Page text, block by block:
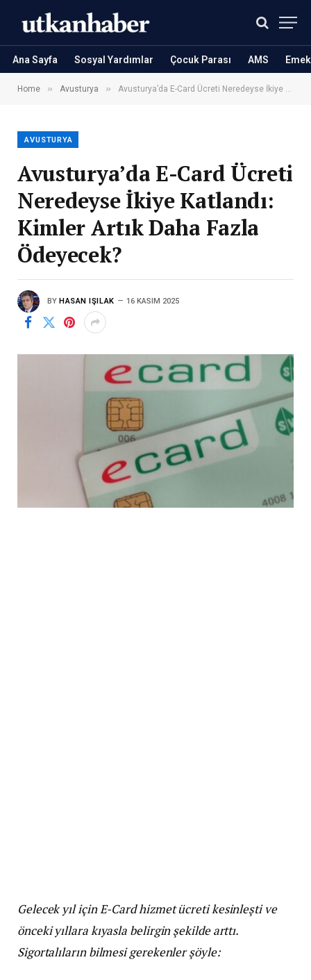
Ana Sayfa Sosyal Yardımlar Çocuk Parası AMS
Home » Avusturya » Avusturya’da E-Card Ücreti Neredeyse İkiye Katlandı: Kimler Artık Daha Fazla Ödeyecek?
AVUSTURYA
Avusturya’da E-Card Ücreti
Neredeyse İkiye Katlandı:
Kimler Artık Daha Fazla
Ödeyecek?
BY HASAN IŞILAK 16 KASIM 2025
Gelecek yıl için E-Card hizmet ücreti kesinleşti ve
önceki yıllara kıyasla belirgin şekilde arttı.
Sigortalıların bilmesi gerekenler şöyle: